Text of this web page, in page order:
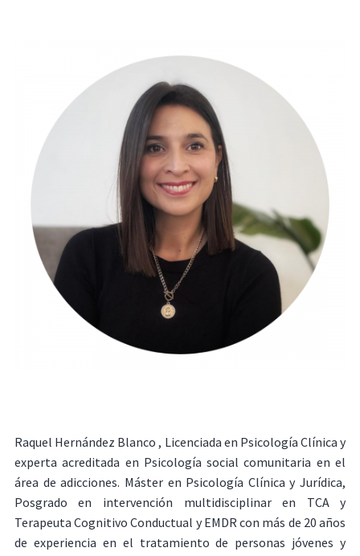
Raquel Hernández Blanco , Licenciada en Psicología Clínica y
experta acreditada en Psicología social comunitaria en el
área de adicciones. Máster en Psicología Clínica y Jurídica,
Posgrado en intervención multidisciplinar en TCA y
Terapeuta Cognitivo Conductual y EMDR con más de 20 años
de experiencia en el tratamiento de personas jóvenes y